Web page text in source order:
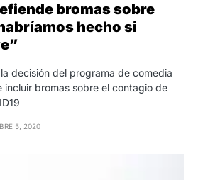
bromas sobre
hecho si
decisión del programa de comedia
bromas sobre el contagio de
5, 2020